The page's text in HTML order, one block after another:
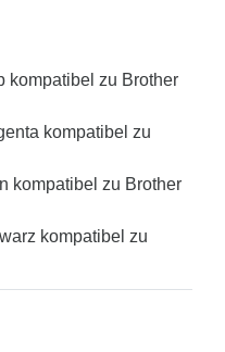
kompatibel zu Brother
kompatibel zu
kompatibel zu Brother
kompatibel zu